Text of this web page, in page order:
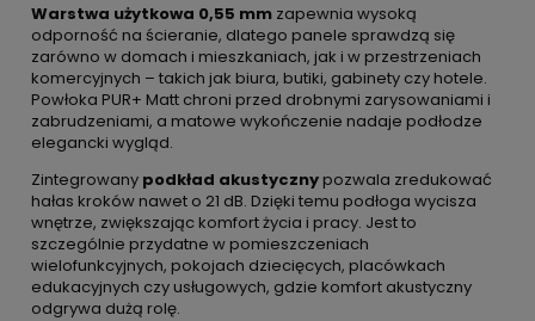
Warstwa użytkowa 0,55 mm zapewnia wysoką
odporność na ścieranie, dlatego panele sprawdzą się
zarówno w domach i mieszkaniach, jak i w przestrzeniach
komercyjnych – takich jak biura, butiki, gabinety czy hotele.
Powłoka PUR+ Matt chroni przed drobnymi zarysowaniami i
zabrudzeniami, a matowe wykończenie nadaje podłodze
elegancki wygląd.
Zintegrowany podkład akustyczny pozwala zredukować
hałas kroków nawet o 21 dB. Dzięki temu podłoga wycisza
wnętrze, zwiększając komfort życia i pracy. Jest to
szczególnie przydatne w pomieszczeniach
wielofunkcyjnych, pokojach dziecięcych, placówkach
edukacyjnych czy usługowych, gdzie komfort akustyczny
odgrywa dużą rolę.